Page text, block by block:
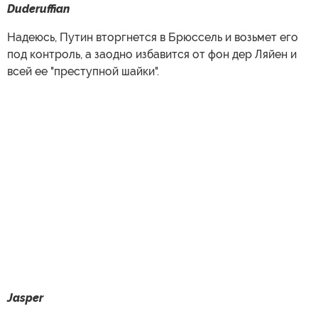
Duderuffian
Надеюсь, Путин вторгнется в Брюссель и возьмет его
под контроль, а заодно избавится от фон дер Ляйен и
всей ее "преступной шайки".
Jasper